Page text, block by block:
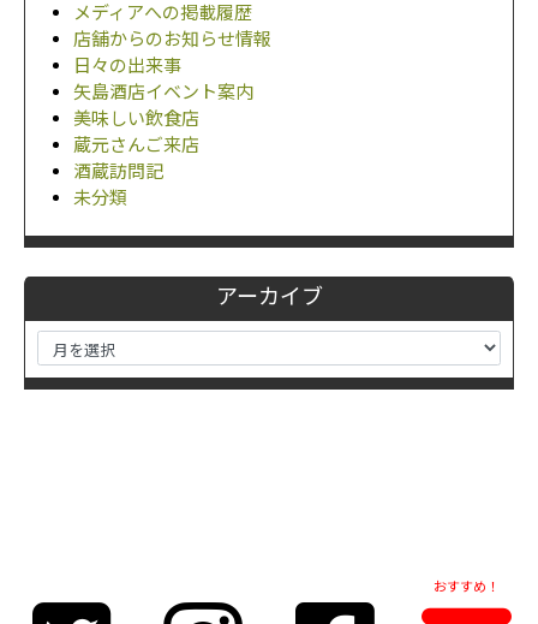
メディアへの掲載履歴
店舗からのお知らせ情報
日々の出来事
矢島酒店イベント案内
美味しい飲食店
蔵元さんご来店
酒蔵訪問記
未分類
アーカイブ
おすすめ！